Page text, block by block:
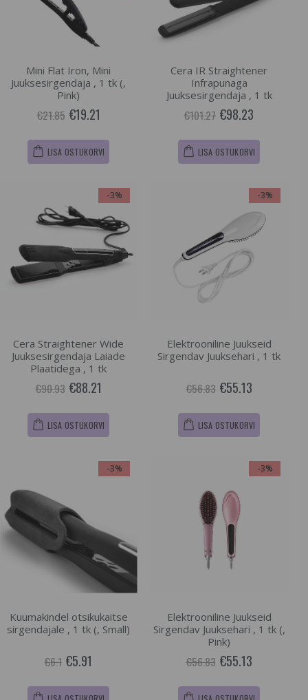
Mini Flat Iron, Mini
Juuksesirgendaja , 1 tk (,
Pink)
€21.85 €19.21
LISA OSTUKORVI
Cera IR Straightener
Infrapunaga
Juuksesirgendaja , 1 tk
€101.27 €98.23
LISA OSTUKORVI
-3%
Cera Straightener Wide
Juuksesirgendaja Laiade
Plaatidega , 1 tk
€90.93 €88.21
LISA OSTUKORVI
-3%
Elektrooniline Juukseid
Sirgendav Juuksehari , 1 tk
€56.83 €55.13
LISA OSTUKORVI
-3%
Kuumakindel otsikukaitse
sirgendajale , 1 tk (, Small)
€6.1 €5.91
-3%
Elektrooniline Juukseid
Sirgendav Juuksehari , 1 tk (,
Pink)
€56.83 €55.13